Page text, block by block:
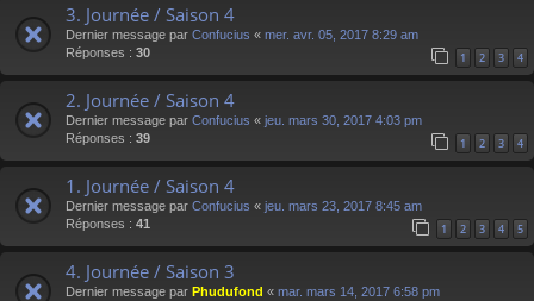
3. Journée / Saison 4
Dernier message par Confucius « mer. avr. 05, 2017 8:29 am
Réponses : 30 1 2 3 4
2. Journée / Saison 4
Dernier message par Confucius « jeu. mars 30, 2017 4:03 pm
Réponses : 39 1 2 3 4
1. Journée / Saison 4
Dernier message par Confucius « jeu. mars 23, 2017 8:45 am
Réponses : 41 1 2 3 4 5
4. Journée / Saison 3
Dernier message par Phudufond « mar. mars 14, 2017 6:58 pm